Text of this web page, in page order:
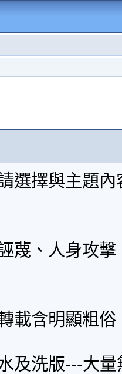
選擇與主題
蔑、人身攻
載含明顯粗
及洗版---大